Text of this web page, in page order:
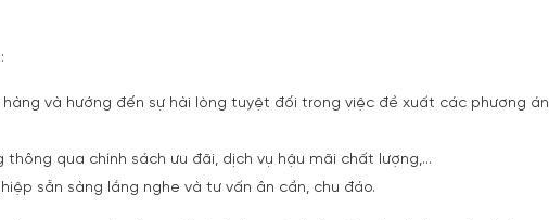
và hướng đến sự hài lòng tuyệt đối trong việc đề xuất các phương án
qua chính sách ưu đãi, dịch vụ hậu mãi chất lượng,…
sẵn sàng lắng nghe và tư vấn ân cần, chu đáo.